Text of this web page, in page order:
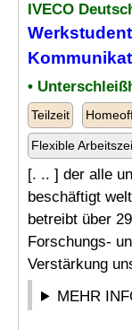
IVECO
•
Teilzeit
Flexible
[. .. ] der alle
beschäftigt
betreibt über
Forschungs-
Verstärkung
MEHR